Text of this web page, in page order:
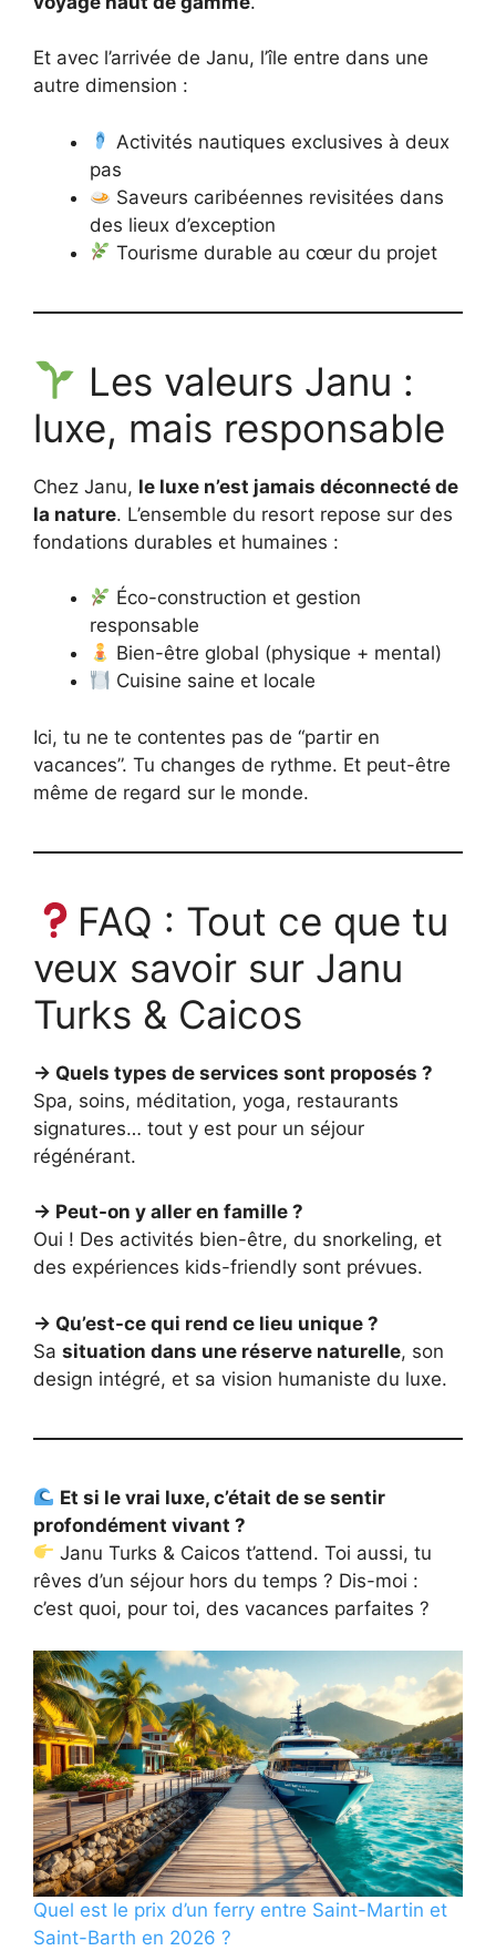
Et avec l’arrivée de Janu, l’île entre dans une
autre dimension :
Activités nautiques exclusives à deux
pas
Saveurs caribéennes revisitées dans
des lieux d’exception
Tourisme durable au cœur du projet
Les valeurs Janu :
luxe, mais responsable
Chez Janu, le luxe n’est jamais déconnecté de
la nature. L’ensemble du resort repose sur des
fondations durables et humaines :
Éco-construction et gestion
responsable
Bien-être global (physique + mental)
Cuisine saine et locale
Ici, tu ne te contentes pas de “partir en
vacances”. Tu changes de rythme. Et peut-être
même de regard sur le monde.
FAQ : Tout ce que tu
veux savoir sur Janu
Turks & Caicos
→ Quels types de services sont proposés ?
Spa, soins, méditation, yoga, restaurants
signatures… tout y est pour un séjour
régénérant.
→ Peut-on y aller en famille ?
Oui ! Des activités bien-être, du snorkeling, et
des expériences kids-friendly sont prévues.
→ Qu’est-ce qui rend ce lieu unique ?
Sa situation dans une réserve naturelle, son
design intégré, et sa vision humaniste du luxe.
Et si le vrai luxe, c’était de se sentir
profondément vivant ?
Janu Turks & Caicos t’attend. Toi aussi, tu
rêves d’un séjour hors du temps ? Dis-moi :
c’est quoi, pour toi, des vacances parfaites ?
Quel est le prix d’un ferry entre Saint-Martin et
Saint-Barth en 2026 ?